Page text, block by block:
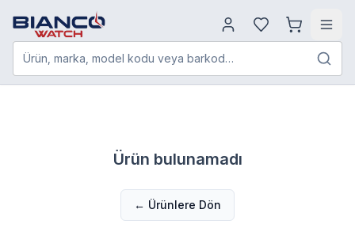
Ürün, marka, model kodu veya barkod…
Ürün bulunamadı
← Ürünlere Dön